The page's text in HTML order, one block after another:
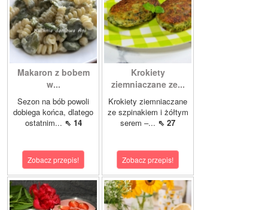
Makaron z bobem
w...
Sezon na bób powoli
dobiega końca, dlatego
ostatnim... ⇖ 14
Zobacz przepis!
Krokiety
ziemniaczane ze...
Krokiety ziemniaczane
ze szpinakiem i żółtym
serem –... ⇖ 27
Zobacz przepis!